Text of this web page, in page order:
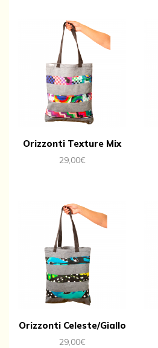
Orizzonti Texture Mix
29,00€
Orizzonti Celeste/Giallo
29,00€